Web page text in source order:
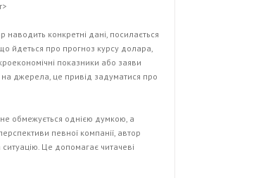
наводить конкретні дані, посилається
йдеться про прогноз курсу долара,
показники або заяви
джерела, це привід задуматися про
не обмежується однією думкою, а
певної компанії, автор
Це допомагає читачеві